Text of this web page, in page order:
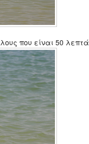
που είναι 50 λεπτά